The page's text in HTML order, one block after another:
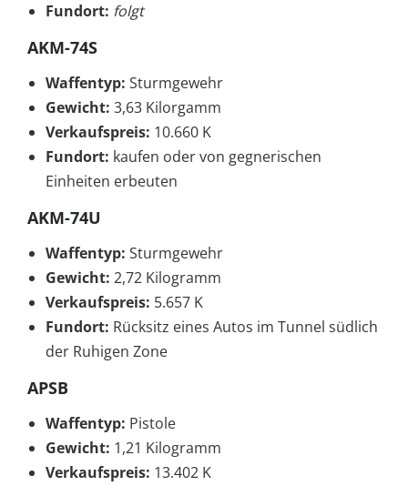
Fundort: folgt
AKM-74S
Waffentyp: Sturmgewehr
Gewicht: 3,63 Kilorgamm
Verkaufspreis: 10.660 K
Fundort: kaufen oder von gegnerischen
Einheiten erbeuten
AKM-74U
Waffentyp: Sturmgewehr
Gewicht: 2,72 Kilogramm
Verkaufspreis: 5.657 K
Fundort: Rücksitz eines Autos im Tunnel südlich
der Ruhigen Zone
APSB
Waffentyp: Pistole
Gewicht: 1,21 Kilogramm
Verkaufspreis: 13.402 K